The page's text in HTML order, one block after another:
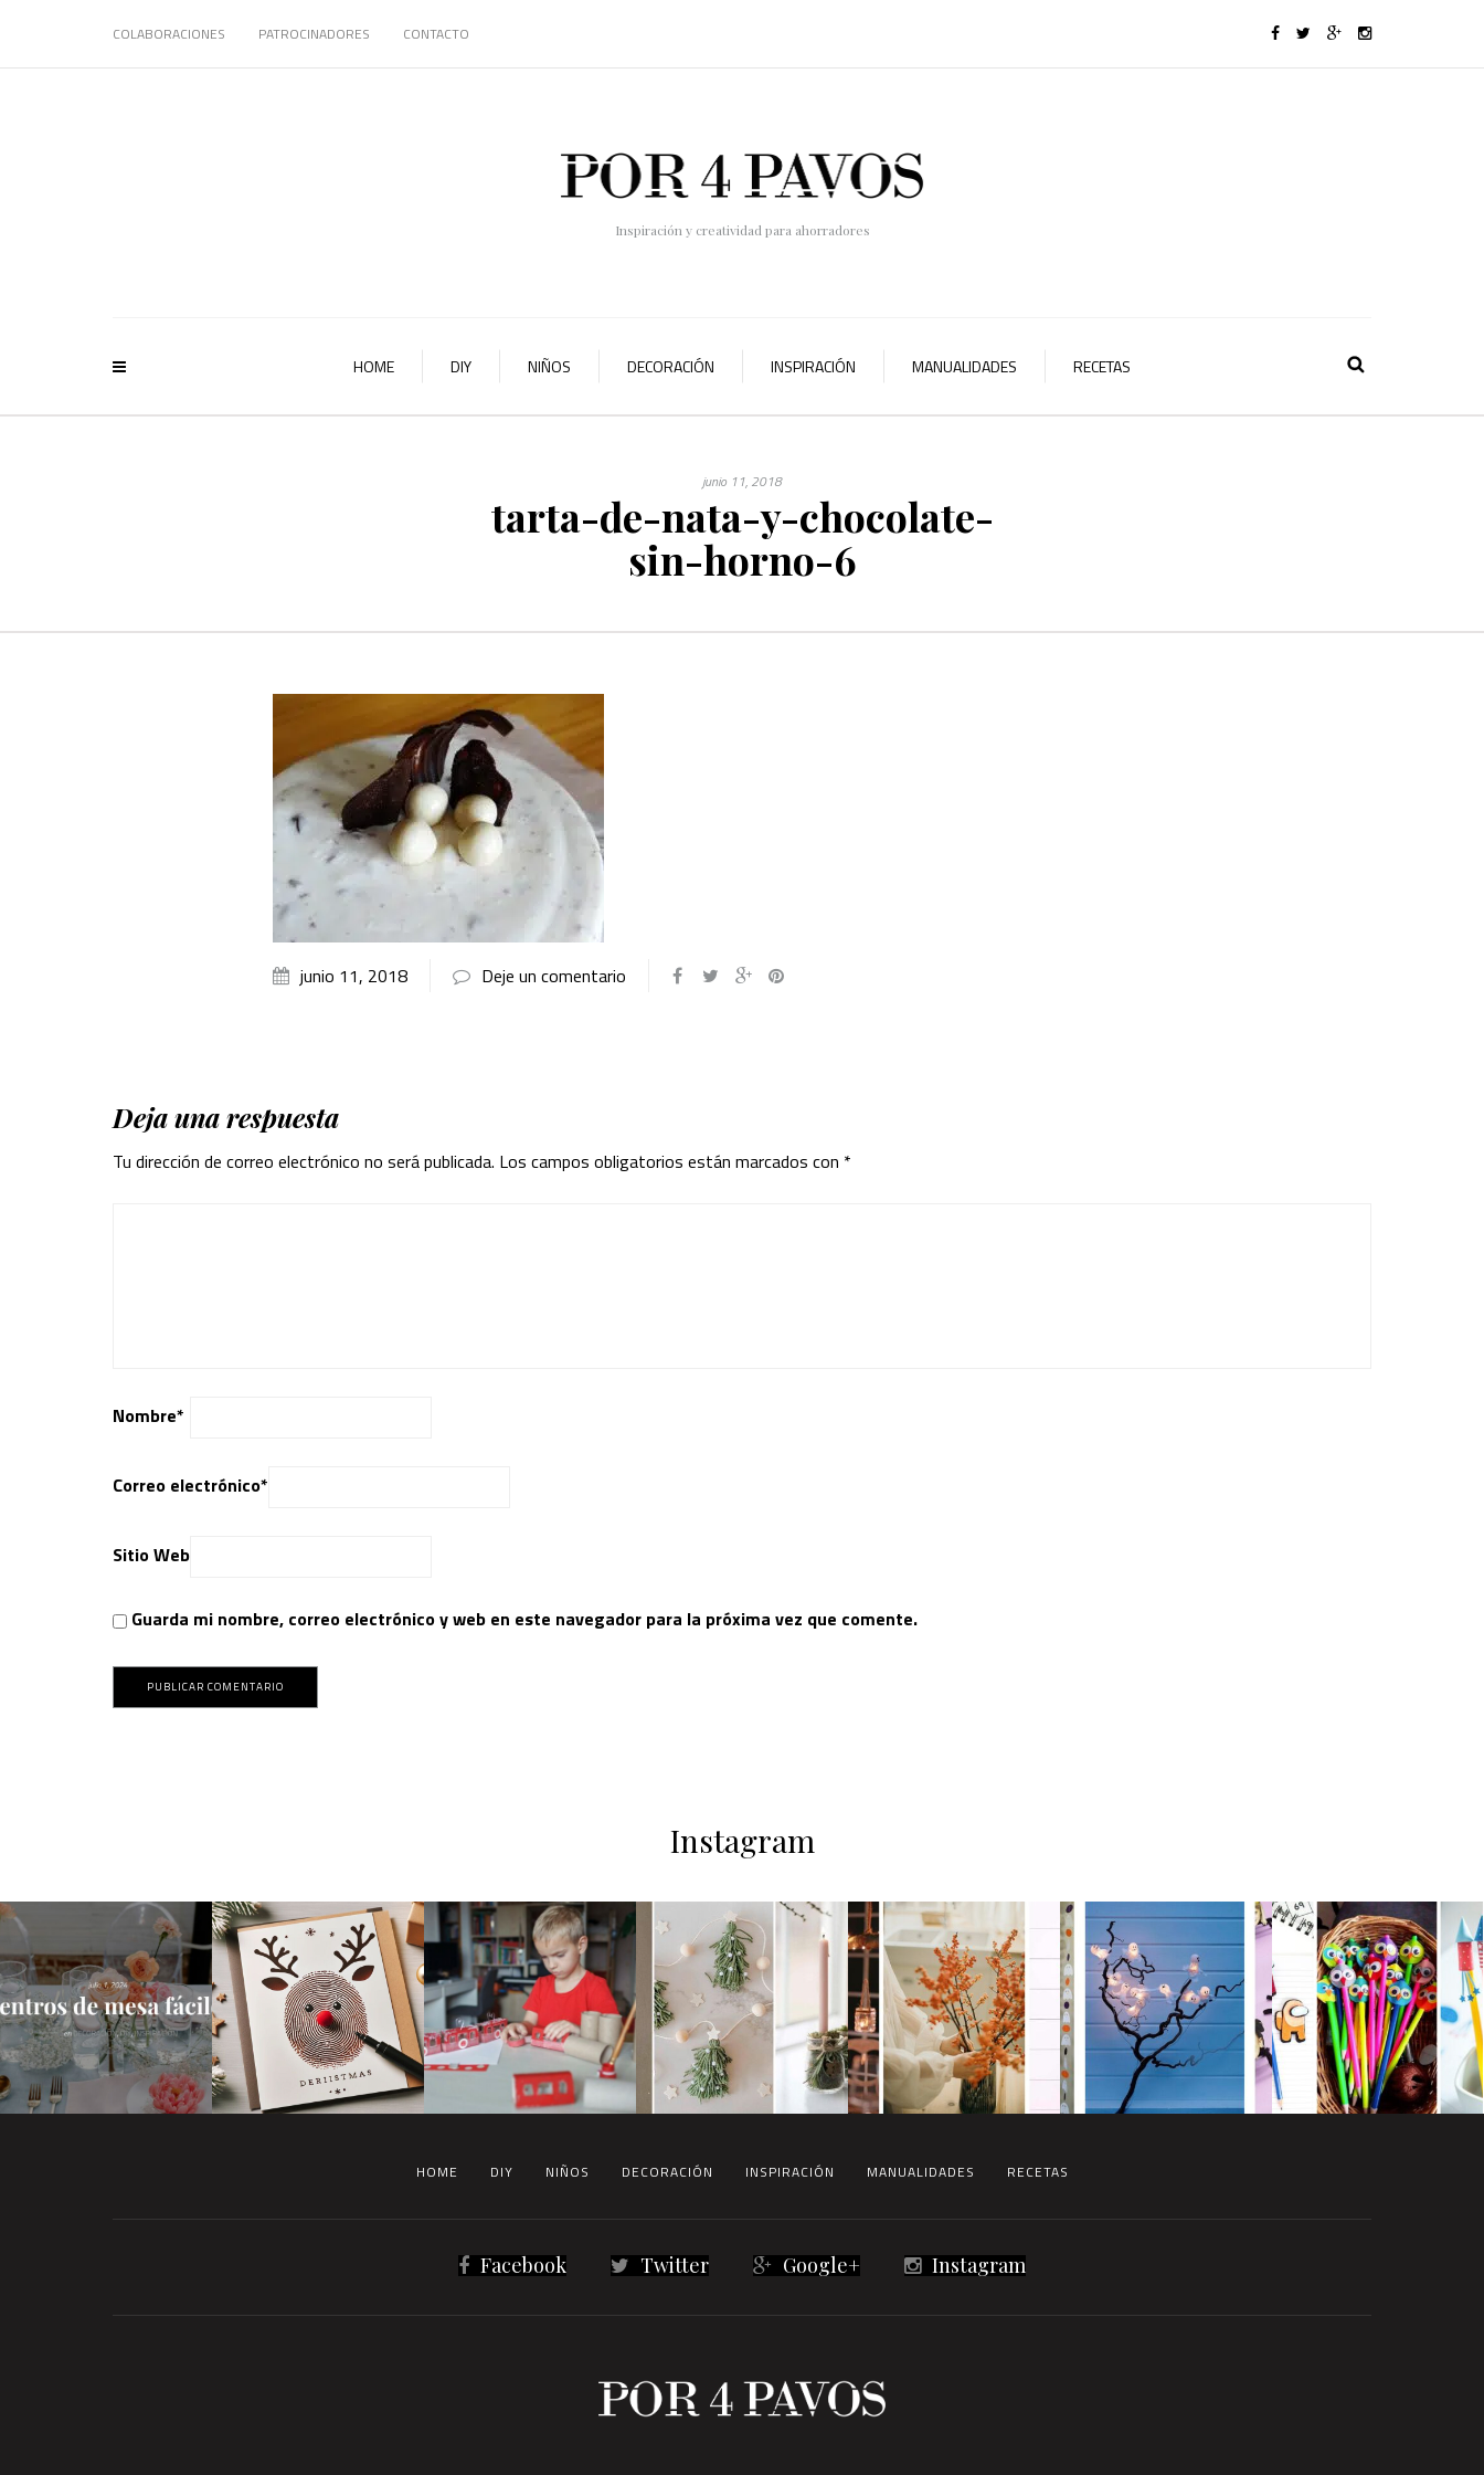
COLABORACIONES PATROCINADORES CONTACTO
Inspiración y creatividad para ahorradores
HOME DIY NIÑOS DECORACIÓN INSPIRACIÓN MANUALIDADES RECETAS
junio 11, 2018
tarta-de-nata-y-chocolate-
sin-horno-6
junio 11, 2018 Deje un comentario
Deja una respuesta
Tu dirección de correo electrónico no será publicada. Los campos obligatorios están marcados con *
Nombre*
Correo electrónico*
Sitio Web
Guarda mi nombre, correo electrónico y web en este navegador para la próxima vez que comente.
Instagram
HOME DIY NIÑOS DECORACIÓN INSPIRACIÓN MANUALIDADES RECETAS
Facebook Twitter Google+ Instagram